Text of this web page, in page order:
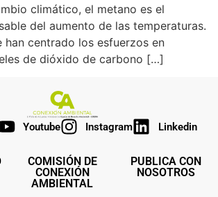
climático, el metano es el
del aumento de las temperaturas.
han centrado los esfuerzos en
de dióxido de carbono […]
Youtube Instagram Linkedin
COMISIÓN DE
CONEXIÓN
AMBIENTAL
PUBLICA CON
NOSOTROS